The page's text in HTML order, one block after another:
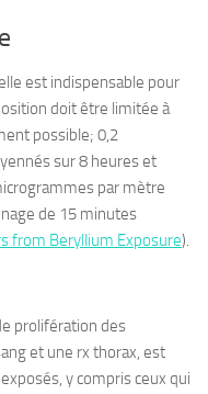
est indispensable pour
doit être limitée à
possible; 0,2
sur 8 heures et
par mètre
de 15 minutes
from Beryllium Exposure).
prolifération des
et une rx thorax, est
y compris ceux qui